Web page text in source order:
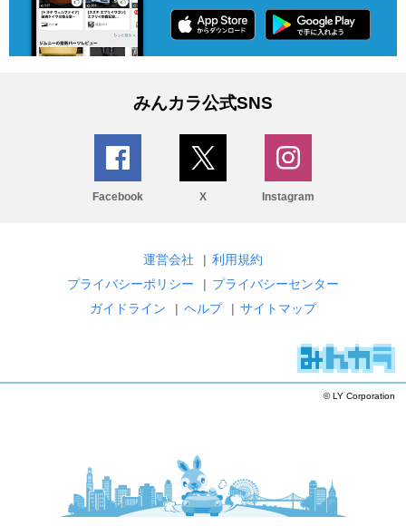
みんカラ公式SNS
Facebook X Instagram
運営会社 | 利用規約
プライバシーポリシー
| プライバシーセンター
ガイドライン
| ヘルプ | サイトマップ
© LY Corporation